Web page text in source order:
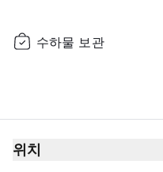
수하물 보관
위치